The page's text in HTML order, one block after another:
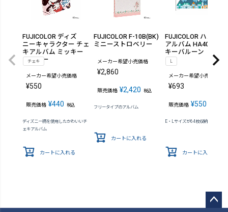
FUJICOLOR ディズ
ニーキャラクター チェ
キアルバム ミッキー
＆ミニー
チェキ
メーカー希望小売価格
¥550
販売価格 ¥440 税込
ディズニー柄を使用したかわいいチ
ェキアルバム
カートに入れる
FUJICOLOR F-10B(BK)
ミニーストロベリー
メーカー希望小売価格
¥2,860
販売価格 ¥2,420 税込
フリータイプのアルバム
カートに入れる
FUJICOLOR ハンディ
アルバム HA40 ミッ
キーバルーン
メーカー希望小売価格
¥693
販売価格 ¥550
E・Lサイズが64枚収納できます
カートに入れる